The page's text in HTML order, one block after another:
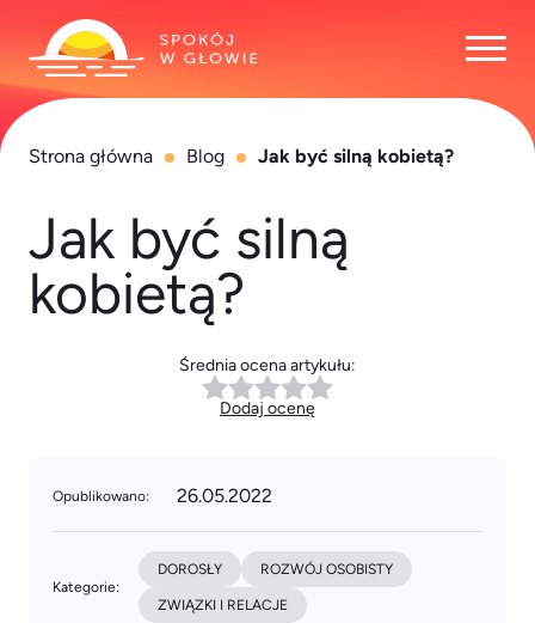
Strona główna Blog Jak być silną kobietą?
Jak być silną
kobietą?
Średnia ocena artykułu:
Dodaj ocenę
Opublikowano: 26.05.2022
Kategorie:
DOROSŁY ROZWÓJ OSOBISTY
ZWIĄZKI I RELACJE